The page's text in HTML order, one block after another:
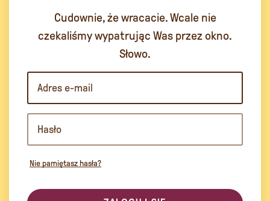
Cudownie, że wracacie. Wcale nie
czekaliśmy wypatrując Was przez okno.
Słowo.
Nie pamiętasz hasła?